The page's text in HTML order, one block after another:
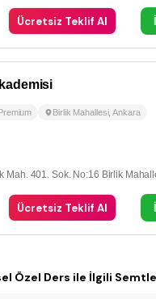
Ücretsiz Teklif Al
Birlik Mahallesi,Ankara
Mah. 401. Sok. No:16 Birlik
Ücretsiz Teklif Al
Özel Ders ile İlgili